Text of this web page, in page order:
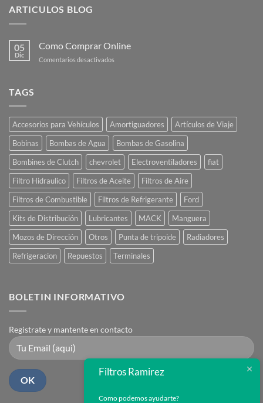
ARTICULOS BLOG
05
Dic
Como Comprar Online
Comentarios desactivados
TAGS
Accesorios para Vehículos Amortiguadores
Artículos de Viaje
Bobinas
Bombas de Agua
Bombas de Gasolina
Bombines de Clutch
chevrolet Electroventiladores
fiat
Filtro Hidraulico
Filtros de Aceite
Filtros de Aire
Filtros de Combustible
Filtros de Refrigerante
Ford
Kits de Distribución
Lubricantes MACK
Manguera
Mozos de Dirección
Otros Punta de tripoide
Radiadores
Refrigeracion
Repuestos Terminales
BOLETIN INFORMATIVO
Registrate y mantente en contacto
Filtros Ramirez
Como podemos ayudarte?